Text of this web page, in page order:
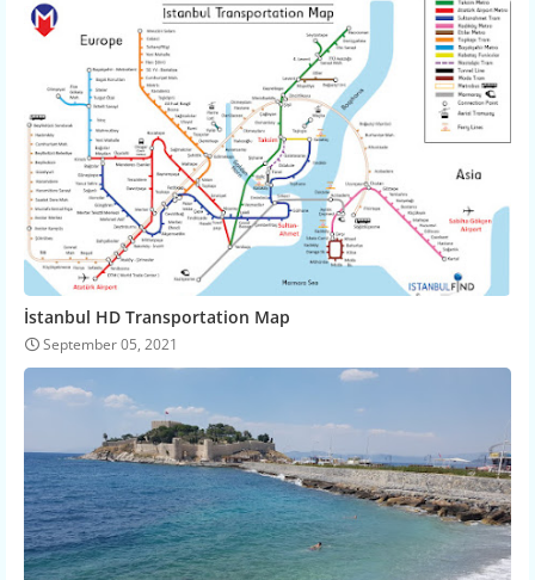
İstanbul HD Transportation Map
September 05, 2021